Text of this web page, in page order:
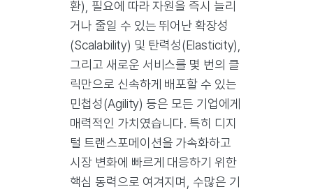
환), 필요에 따라 자원을 즉시 늘리
거나 줄일 수 있는 뛰어난 확장성
(Scalability) 및 탄력성(Elasticity),
그리고 새로운 서비스를 몇 번의 클
릭만으로 신속하게 배포할 수 있는
민첩성(Agility) 등은 모든 기업에게
매력적인 가치였습니다. 특히 디지
털 트랜스포메이션을 가속화하고
시장 변화에 빠르게 대응하기 위한
핵심 동력으로 여겨지며, 수많은 기